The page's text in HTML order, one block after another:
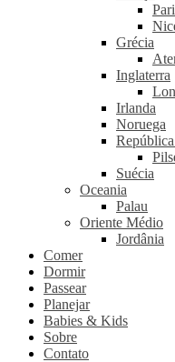
Grécia
Inglaterra
Irlanda
Noruega
Suécia
Oceania
Palau
Oriente Médio
Jordânia
Comer
Dormir
Passear
Planejar
Babies & Kids
Sobre
Contato